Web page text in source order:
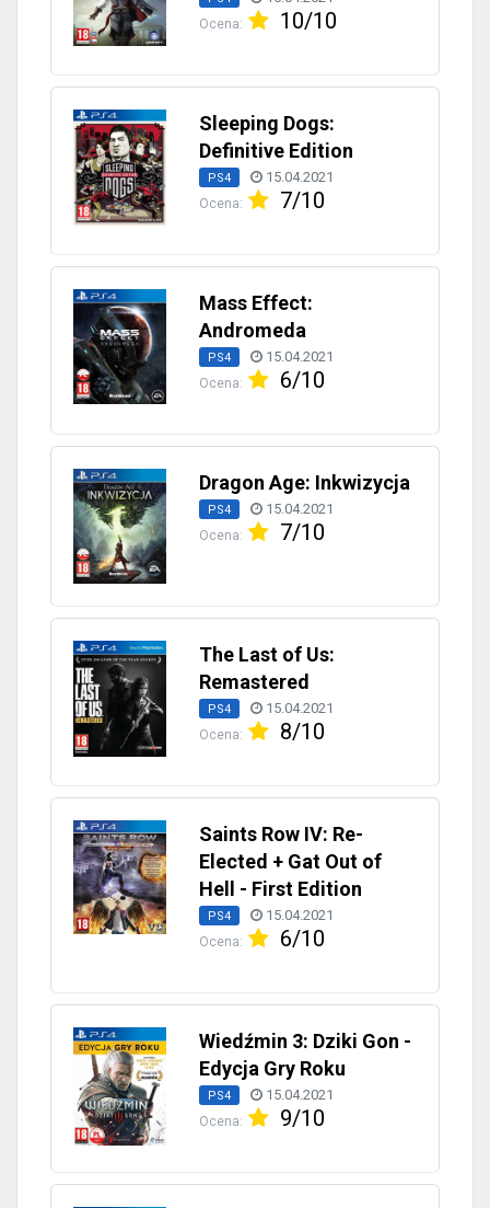
Ocena: 10/10
Sleeping Dogs:
Definitive Edition
PS4 15.04.2021
Ocena: 7/10
Mass Effect:
Andromeda
PS4 15.04.2021
Ocena: 6/10
Dragon Age: Inkwizycja
PS4 15.04.2021
Ocena: 7/10
The Last of Us:
Remastered
PS4 15.04.2021
Ocena: 8/10
Saints Row IV: Re-
Elected + Gat Out of
Hell - First Edition
PS4 15.04.2021
Ocena: 6/10
Wiedźmin 3: Dziki Gon -
Edycja Gry Roku
PS4 15.04.2021
Ocena: 9/10